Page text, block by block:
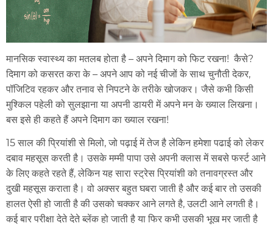
मानसिक स्वास्थ्य का मतलब होता है – अपने दिमाग को फिट रखना! कैसे?
दिमाग को कसरत करा के – अपने आप को नई चीजों के साथ चुनौती देकर,
पॉजिटिव रहकर और तनाव से निपटने के तरीके खोजकर। जैसे कभी किसी
मुश्किल पहेली को सुलझाना या अपनी डायरी में अपने मन के ख्याल लिखना।
बस इसे ही कहते हैं अपने दिमाग का ख्याल रखना!
15 साल की प्रियांशी से मिलो, जो पढ़ाई में तेज है लेकिन हमेशा पढाई को लेकर
दबाव महसूस करती है। उसके मम्मी पापा उसे अपनी क्लास में सबसे फर्स्ट आने
के लिए कहते रहते हैं, लेकिन यह सारा स्ट्रेस प्रियांशी को तनावग्रस्त और
दुखी महसूस कराता है। वो अक्सर बहुत घबरा जाती है और कई बार तो उसकी
हालत ऐसी हो जाती है की उसको चक्कर आने लगते है, उलटी आने लगती है।
कई बार परीक्षा देते देते ब्लेंक हो जाती है या फिर कभी उसकी भूख मर जाती है